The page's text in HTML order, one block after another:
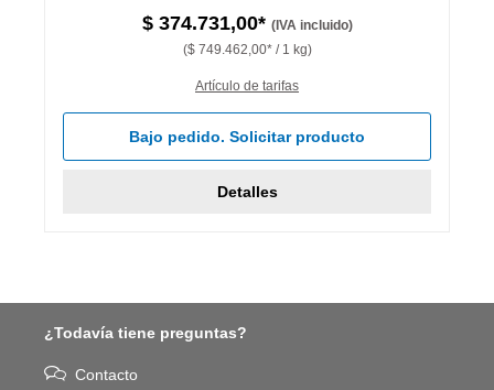
$ 374.731,00* (IVA incluido)
($ 749.462,00* / 1 kg)
Artículo de tarifas
Bajo pedido. Solicitar producto
Detalles
¿Todavía tiene preguntas?
Contacto